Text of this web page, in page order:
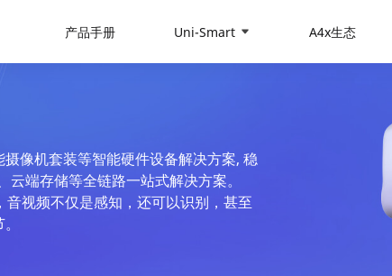
产品手册 Uni-Smart A4x生态
像机套装等智能硬件设备解决方案, 稳
端存储等全链路一站式解决方案。
视频不仅是感知，还可以识别，甚至